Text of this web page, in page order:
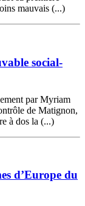
mauvais (...)
social-
par Myriam
de Matignon,
à dos la (...)
d’Europe du